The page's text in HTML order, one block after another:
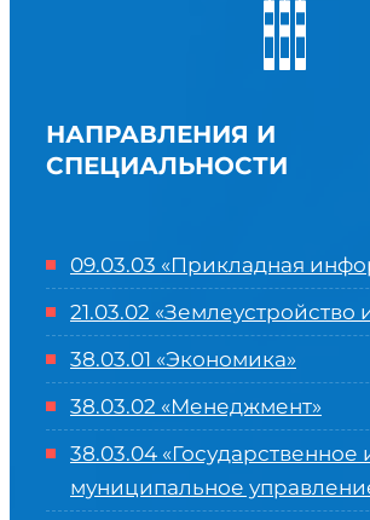
НАПРАВЛЕНИЯ И
СПЕЦИАЛЬНОСТИ
09.03.03 «Прикладная
21.03.02 «Землеустройство
38.03.01 «Экономика»
38.03.02 «Менеджмент»
38.03.04 «Государственное
муниципальное